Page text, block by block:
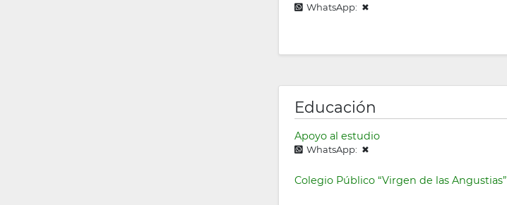
WhatsApp: ✖
Educación
Apoyo al estudio
WhatsApp: ✖
Colegio Público “Virgen de las Angustias”